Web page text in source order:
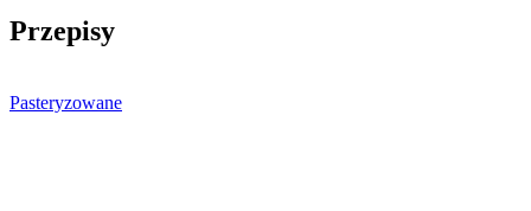
Przepisy
Pasteryzowane